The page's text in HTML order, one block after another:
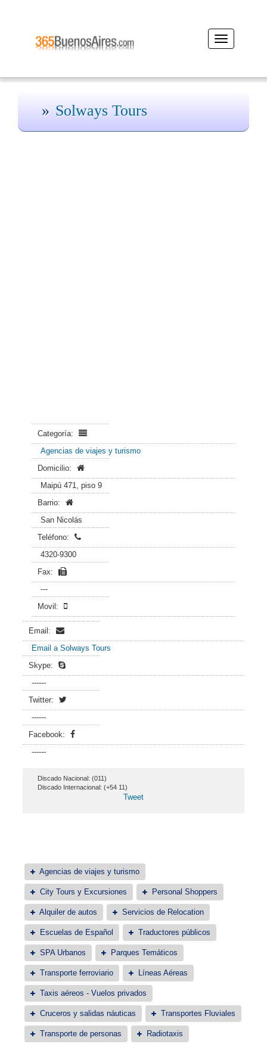
Desplegar
navegación
Solways Tours
Categoría:
Agencias de viajes y turismo
Domicilio:
Maipú 471, piso 9
Barrio:
San Nicolás
Teléfono:
4320-9300
Fax:
---
Movil:
Email:
Email a Solways Tours
Skype:
------
Twitter:
------
Facebook:
------
Discado Nacional: (011)
Discado Internacional: (+54 11)
Tweet
Agencias de viajes y turismo
City Tours y Excursiones Personal Shoppers
Alquiler de autos Servicios de Relocation
Escuelas de Español Traductores públicos
SPA Urbanos Parques Temáticos
Transporte ferroviario Líneas Aéreas
Taxis aéreos - Vuelos privados
Cruceros y salidas náuticas Transportes Fluviales
Transporte de personas Radiotaxis